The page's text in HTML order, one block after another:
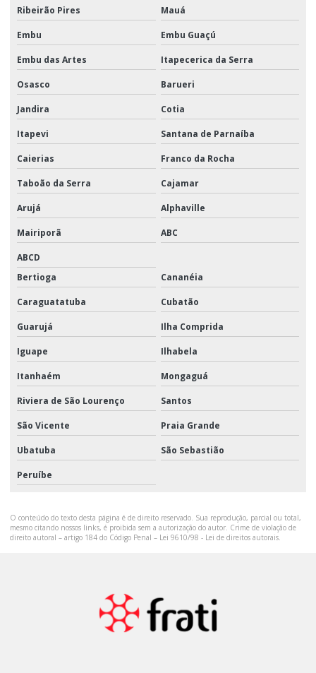
Ribeirão Pires Mauá
Embu Embu Guaçú
Embu das Artes Itapecerica da Serra
Osasco Barueri
Jandira Cotia
Itapevi Santana de Parnaíba
Caierias Franco da Rocha
Taboão da Serra Cajamar
Arujá Alphaville
Mairiporã ABC
ABCD
Bertioga
Cananéia
Caraguatatuba Cubatão
Guarujá Ilha Comprida
Iguape Ilhabela
Itanhaém Mongaguá
Riviera de São Lourenço Santos
São Vicente Praia Grande
Ubatuba São Sebastião
Peruíbe
O conteúdo do texto desta página é de direito reservado. Sua reprodução, parcial ou total,
mesmo citando nossos links, é proibida sem a autorização do autor. Crime de violação de
direito autoral – artigo 184 do Código Penal – Lei 9610/98 - Lei de direitos autorais.